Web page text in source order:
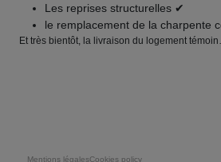
Les reprises structurelles ✔
le remplacement de la charpente
Et très bientôt, la livraison du logement
Mentions légalesCookies policy